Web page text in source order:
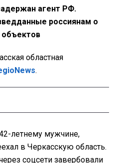
агент РФ.
россиянам о
областная
.
летнему мужчине,
в Черкасскую область.
соцсети завербовали